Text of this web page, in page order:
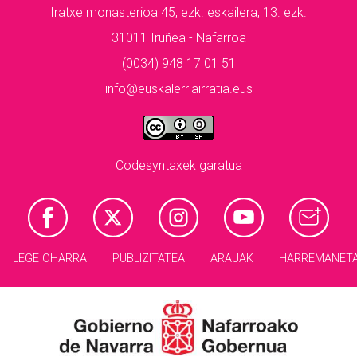
Iratxe monasterioa 45, ezk. eskailera, 13. ezk.
31011 Iruñea - Nafarroa
(0034) 948 17 01 51
info@euskalerriairratia.eus
Codesyntaxek garatua
LEGE OHARRA PUBLIZITATEA ARAUAK